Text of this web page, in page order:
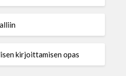
kirjoittamisen opas